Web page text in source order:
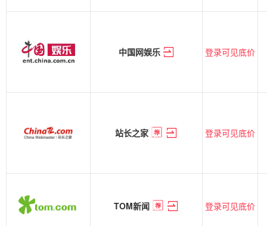
中国网娱乐 登录可见底价
站长之家 登录可见底价
TOM新闻 登录可见底价